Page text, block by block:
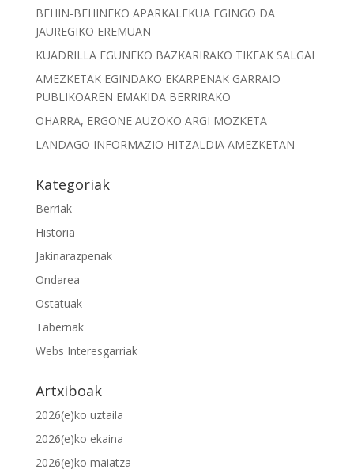
BEHIN-BEHINEKO APARKALEKUA EGINGO DA
JAUREGIKO EREMUAN
KUADRILLA EGUNEKO BAZKARIRAKO TIKEAK SALGAI
AMEZKETAK EGINDAKO EKARPENAK GARRAIO
PUBLIKOAREN EMAKIDA BERRIRAKO
OHARRA, ERGONE AUZOKO ARGI MOZKETA
LANDAGO INFORMAZIO HITZALDIA AMEZKETAN
Kategoriak
Berriak
Historia
Jakinarazpenak
Ondarea
Ostatuak
Tabernak
Webs Interesgarriak
Artxiboak
2026(e)ko uztaila
2026(e)ko ekaina
2026(e)ko maiatza